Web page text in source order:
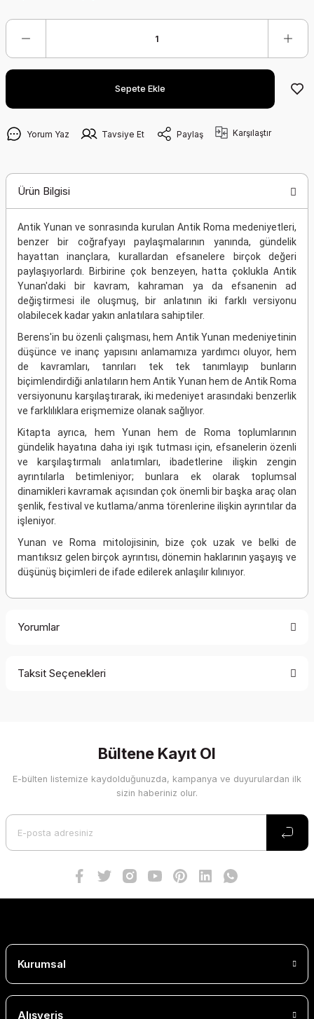
Sepete Ekle
Yorum Yaz Tavsiye Et Paylaş Karşılaştır
Ürün Bilgisi
Antik Yunan ve sonrasında kurulan Antik Roma medeniyetleri,
benzer bir coğrafyayı paylaşmalarının yanında, gündelik
hayattan inançlara, kurallardan efsanelere birçok değeri
paylaşıyorlardı. Birbirine çok benzeyen, hatta çoklukla Antik
Yunan'daki bir kavram, kahraman ya da efsanenin ad
değiştirmesi ile oluşmuş, bir anlatının iki farklı versiyonu
olabilecek kadar yakın anlatılara sahiptiler.
Berens'in bu özenli çalışması, hem Antik Yunan medeniyetinin
düşünce ve inanç yapısını anlamamıza yardımcı oluyor, hem
de kavramları, tanrıları tek tek tanımlayıp bunların
biçimlendirdiği anlatıların hem Antik Yunan hem de Antik Roma
versiyonunu karşılaştırarak, iki medeniyet arasındaki benzerlik
ve farklılıklara erişmemize olanak sağlıyor.
Kitapta ayrıca, hem Yunan hem de Roma toplumlarının
gündelik hayatına daha iyi ışık tutması için, efsanelerin özenli
ve karşılaştırmalı anlatımları, ibadetlerine ilişkin zengin
ayrıntılarla betimleniyor; bunlara ek olarak toplumsal
dinamikleri kavramak açısından çok önemli bir başka araç olan
şenlik, festival ve kutlama/anma törenlerine ilişkin ayrıntılar da
işleniyor.
Yunan ve Roma mitolojisinin, bize çok uzak ve belki de
mantıksız gelen birçok ayrıntısı, dönemin haklarının yaşayış ve
düşünüş biçimleri de ifade edilerek anlaşılır kılınıyor.
Yorumlar
Taksit Seçenekleri
Bültene Kayıt Ol
E-bülten listemize kaydolduğunuzda, kampanya ve duyurulardan ilk
sizin haberiniz olur.
Kurumsal
Alışveriş